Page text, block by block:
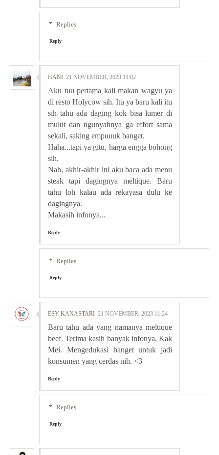
Replies
Reply
HANI 21 NOVEMBER, 2023 11:02
Aku tuu pertama kali makan wagyu ya
di resto Holycow sih. Itu ya baru kali itu
sih tahu ada daging kok bisa lumer di
mulut dan ngunyahnya ga effort sama
sekali, saking empuuuk banget.
Haha...tapi ya gitu, harga engga bohong
sih.
Nah, akhir-akhir ini aku baca ada menu
steak tapi dagingnya meltique. Baru
tahu loh kalau ada rekayasa dulu ke
dagingnya.
Makasih infonya...
Reply
Replies
Reply
ESY KANASTARI 21 NOVEMBER, 2023 11:24
Baru tahu ada yang namanya meltique
beef. Terima kasih banyak infonya, Kak
Mei. Mengedukasi banget untuk jadi
konsumen yang cerdas nih. <3
Reply
Replies
Reply